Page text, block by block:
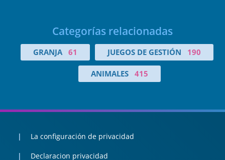
Categorías relacionadas
GRANJA 61 JUEGOS DE GESTIÓN 190
ANIMALES 415
La configuración de privacidad
Declaracion privacidad